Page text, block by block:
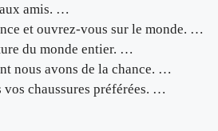
amis. …
et ouvrez-vous sur le monde. …
du monde entier. …
nous avons de la chance. …
vos chaussures préférées. …